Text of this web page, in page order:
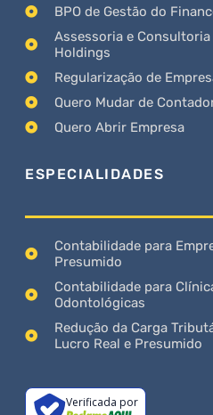
BPO de Gestão do
Assessoria e
Holdings
Regularização de
Quero Mudar de
Quero Abrir Empresa
ESPECIALIDADES
Contabilidade para
Presumido
Contabilidade para
Odontológicas
Redução da Carga
Lucro Real e Presumido
Verificada por